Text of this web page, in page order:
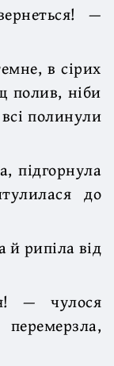
—
в сірих
полив, ніби
полинули
підгорнула
до
й рипіла від
— чулося